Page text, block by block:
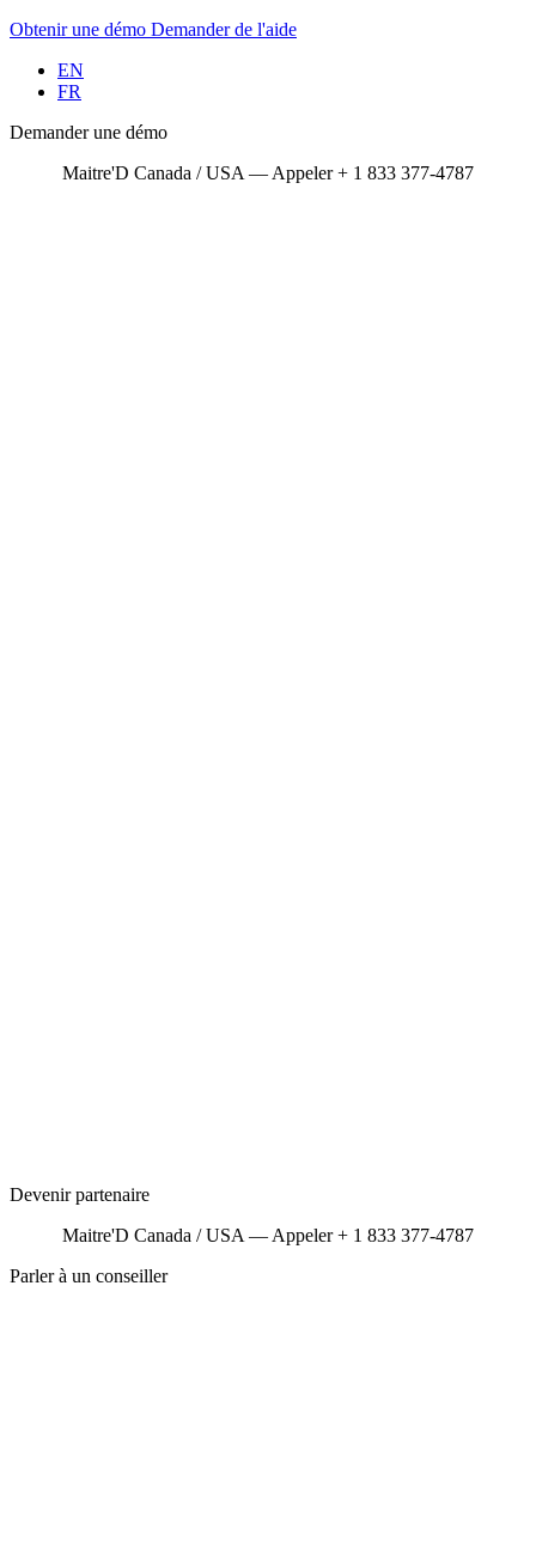
Obtenir une démo Demander de l'aide
EN
FR
Demander une démo
Maitre'D Canada / USA — Appeler + 1 833 377-4787
Devenir partenaire
Maitre'D Canada / USA — Appeler + 1 833 377-4787
Parler à un conseiller